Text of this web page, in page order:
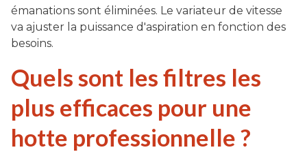
émanations sont éliminées. Le variateur de vitesse
va ajuster la puissance d'aspiration en fonction des
besoins.
Quels sont les filtres les
plus efficaces pour une
hotte professionnelle ?